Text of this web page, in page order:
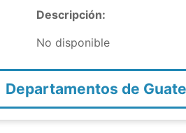
Descripción:
No disponible
Departamentos de